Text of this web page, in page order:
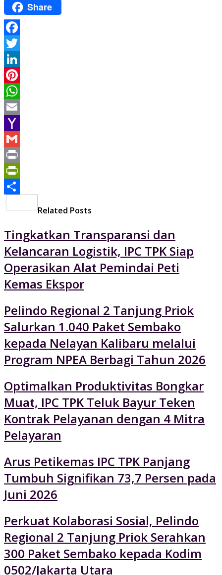
Share
Facebook
Twitter
LinkedIn
Pinterest
WhatsApp
Email
Yahoo
Mail
Gmail
Print
PrintFriendly
Related Posts
Tingkatkan Transparansi dan
Kelancaran Logistik, IPC TPK Siap
Operasikan Alat Pemindai Peti
Kemas Ekspor
Pelindo Regional 2 Tanjung Priok
Salurkan 1.040 Paket Sembako
kepada Nelayan Kalibaru melalui
Program NPEA Berbagi Tahun 2026
Optimalkan Produktivitas Bongkar
Muat, IPC TPK Teluk Bayur Teken
Kontrak Pelayanan dengan 4 Mitra
Pelayaran
Arus Petikemas IPC TPK Panjang
Tumbuh Signifikan 73,7 Persen pada
Juni 2026
Perkuat Kolaborasi Sosial, Pelindo
Regional 2 Tanjung Priok Serahkan
300 Paket Sembako kepada Kodim
0502/Jakarta Utara